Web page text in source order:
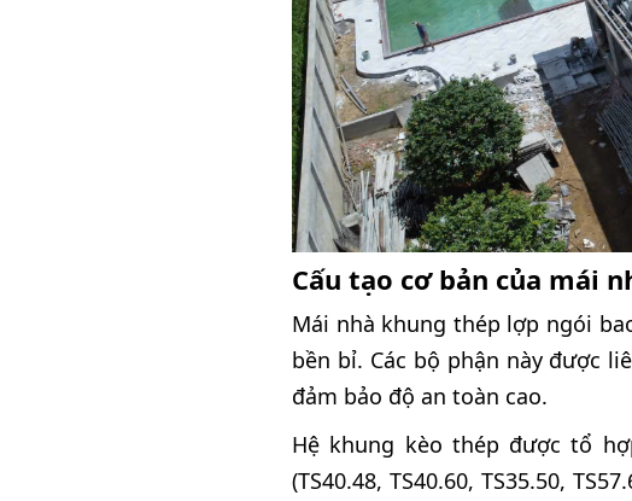
Cấu tạo cơ bản của mái
Mái nhà khung thép lợp ngói
bền bỉ. Các bộ phận này được
đảm bảo độ an toàn cao.
Hệ khung kèo thép được tổ
(TS40.48, TS40.60, TS35.50,